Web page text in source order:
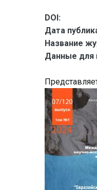
DOI:
Дата
Название
Данные для